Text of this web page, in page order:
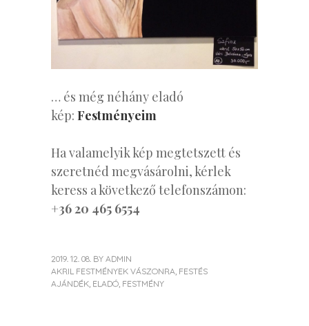
… és még néhány eladó
kép: Festményeim
Ha valamelyik kép megtetszett és
szeretnéd megvásárolni, kérlek
keress a következő telefonszámon:
+36 20 465 6554
2019. 12. 08. BY ADMIN
AKRIL FESTMÉNYEK VÁSZONRA, FESTÉS
AJÁNDÉK, ELADÓ, FESTMÉNY